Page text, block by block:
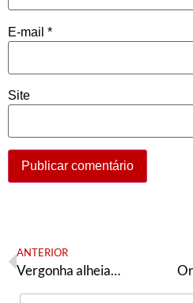
E-mail *
Site
ANTERIOR
Vergonha alheia…